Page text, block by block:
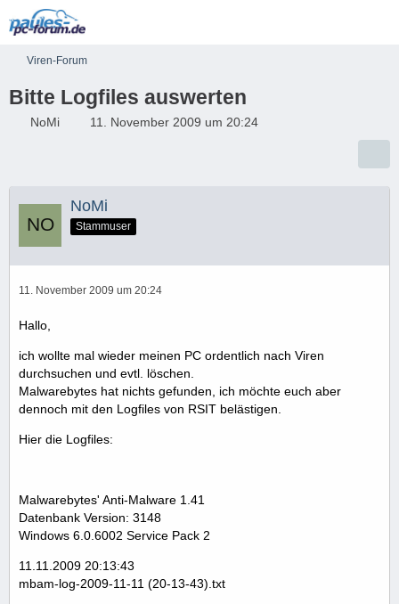
Viren-Forum
Bitte Logfiles auswerten
NoMi 11. November 2009 um 20:24
NoMi
Stammuser
11. November 2009 um 20:24
Hallo,
ich wollte mal wieder meinen PC ordentlich nach Viren
durchsuchen und evtl. löschen.
Malwarebytes hat nichts gefunden, ich möchte euch aber
dennoch mit den Logfiles von RSIT belästigen.
Hier die Logfiles:
Malwarebytes' Anti-Malware 1.41
Datenbank Version: 3148
Windows 6.0.6002 Service Pack 2
11.11.2009 20:13:43
mbam-log-2009-11-11 (20-13-43).txt